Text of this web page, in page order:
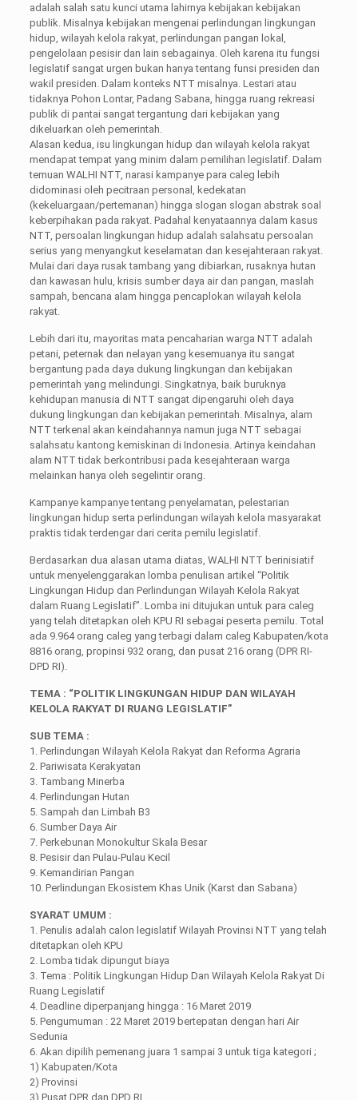
adalah salah satu kunci utama lahirnya kebijakan kebijakan
publik. Misalnya kebijakan mengenai perlindungan lingkungan
hidup, wilayah kelola rakyat, perlindungan pangan lokal,
pengelolaan pesisir dan lain sebagainya. Oleh karena itu fungsi
legislatif sangat urgen bukan hanya tentang funsi presiden dan
wakil presiden. Dalam konteks NTT misalnya. Lestari atau
tidaknya Pohon Lontar, Padang Sabana, hingga ruang rekreasi
publik di pantai sangat tergantung dari kebijakan yang
dikeluarkan oleh pemerintah.
Alasan kedua, isu lingkungan hidup dan wilayah kelola rakyat
mendapat tempat yang minim dalam pemilihan legislatif. Dalam
temuan WALHI NTT, narasi kampanye para caleg lebih
didominasi oleh pecitraan personal, kedekatan
(kekeluargaan/pertemanan) hingga slogan slogan abstrak soal
keberpihakan pada rakyat. Padahal kenyataannya dalam kasus
NTT, persoalan lingkungan hidup adalah salahsatu persoalan
serius yang menyangkut keselamatan dan kesejahteraan rakyat.
Mulai dari daya rusak tambang yang dibiarkan, rusaknya hutan
dan kawasan hulu, krisis sumber daya air dan pangan, maslah
sampah, bencana alam hingga pencaplokan wilayah kelola
rakyat.
Lebih dari itu, mayoritas mata pencaharian warga NTT adalah
petani, peternak dan nelayan yang kesemuanya itu sangat
bergantung pada daya dukung lingkungan dan kebijakan
pemerintah yang melindungi. Singkatnya, baik buruknya
kehidupan manusia di NTT sangat dipengaruhi oleh daya
dukung lingkungan dan kebijakan pemerintah. Misalnya, alam
NTT terkenal akan keindahannya namun juga NTT sebagai
salahsatu kantong kemiskinan di Indonesia. Artinya keindahan
alam NTT tidak berkontribusi pada kesejahteraan warga
melainkan hanya oleh segelintir orang.
Kampanye kampanye tentang penyelamatan, pelestarian
lingkungan hidup serta perlindungan wilayah kelola masyarakat
praktis tidak terdengar dari cerita pemilu legislatif.
Berdasarkan dua alasan utama diatas, WALHI NTT berinisiatif
untuk menyelenggarakan lomba penulisan artikel “Politik
Lingkungan Hidup dan Perlindungan Wilayah Kelola Rakyat
dalam Ruang Legislatif”. Lomba ini ditujukan untuk para caleg
yang telah ditetapkan oleh KPU RI sebagai peserta pemilu. Total
ada 9.964 orang caleg yang terbagi dalam caleg Kabupaten/kota
8816 orang, propinsi 932 orang, dan pusat 216 orang (DPR RI-
DPD RI).
TEMA : “POLITIK LINGKUNGAN HIDUP DAN WILAYAH
KELOLA RAKYAT DI RUANG LEGISLATIF”
SUB TEMA :
1. Perlindungan Wilayah Kelola Rakyat dan Reforma Agraria
2. Pariwisata Kerakyatan
3. Tambang Minerba
4. Perlindungan Hutan
5. Sampah dan Limbah B3
6. Sumber Daya Air
7. Perkebunan Monokultur Skala Besar
8. Pesisir dan Pulau-Pulau Kecil
9. Kemandirian Pangan
10. Perlindungan Ekosistem Khas Unik (Karst dan Sabana)
SYARAT UMUM :
1. Penulis adalah calon legislatif Wilayah Provinsi NTT yang telah
ditetapkan oleh KPU
2. Lomba tidak dipungut biaya
3. Tema : Politik Lingkungan Hidup Dan Wilayah Kelola Rakyat Di
Ruang Legislatif
4. Deadline diperpanjang hingga : 16 Maret 2019
5. Pengumuman : 22 Maret 2019 bertepatan dengan hari Air
Sedunia
6. Akan dipilih pemenang juara 1 sampai 3 untuk tiga kategori ;
1) Kabupaten/Kota
2) Provinsi
3) Pusat DPR dan DPD RI